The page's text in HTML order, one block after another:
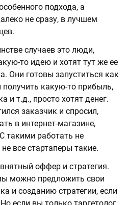
подхода, а
не сразу, в лучшем
случаев это люди,
то идею и хотят тут же ее
Они готовы запуститься как
какую-то прибыль,
и т.д., просто хотят денег.
заказчик и спросил,
в интернет-магазине,
такими работать не
все стартаперы такие.
внятный оффер и стратегия.
можно предложить свои
и созданию стратегии, если